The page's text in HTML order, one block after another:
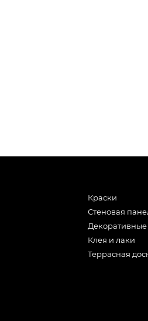
Краски
Стеновая
Клея и лаки
Террасная